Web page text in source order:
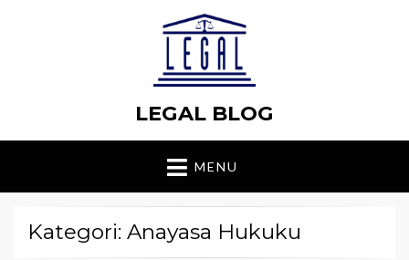
LEGAL BLOG
MENU
Kategori: Anayasa Hukuku